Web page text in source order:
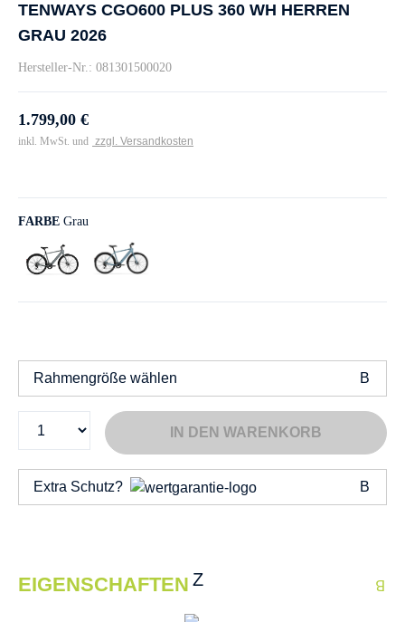
TENWAYS CGO600 PLUS 360 WH HERREN
GRAU 2026
Hersteller-Nr.: 081301500020
1.799,00 €
inkl. MwSt. und zzgl. Versandkosten
FARBE Grau
Rahmengröße wählen
IN DEN WARENKORB
Extra Schutz?
EIGENSCHAFTEN